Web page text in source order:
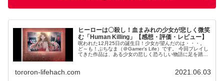
ヒーローは〇殺し！血まみれの少女が悲しく微笑
む「Human Killing」【感想・評価・レビュー】
呪われた12月25日の誕生日！少女が望んだのは・・・。
ど～も！ぷちなま（＠Gamer’s Life）です。 今回プレイし
てきた作品は、ある少女の悲しく恐ろしい物語に足を踏み
tororon-lifehach.com 2021.06.03